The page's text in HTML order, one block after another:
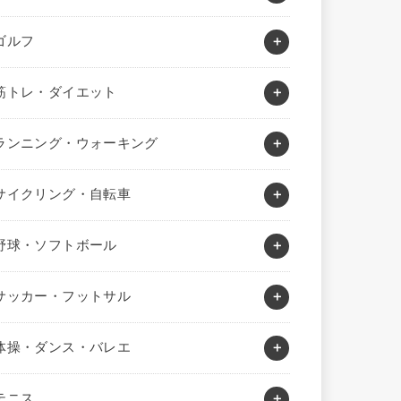
ルフ
トレ・ダイエット
ンニング・ウォーキング
イクリング・自転車
球・ソフトボール
ッカー・フットサル
操・ダンス・バレエ